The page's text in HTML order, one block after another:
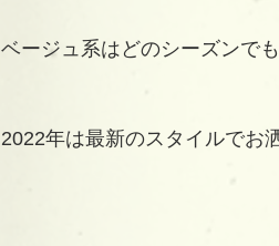
ベージュ系はどのシーズンで
2022年は最新のスタイルでお